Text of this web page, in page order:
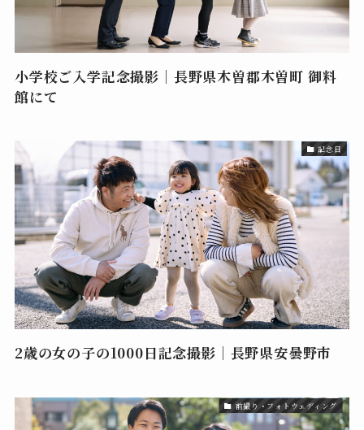
小学校ご入学記念撮影｜長野県木曽郡木曽町 御料
館にて
記念日
2歳の女の子の1000日記念撮影｜長野県安曇野市
前撮り・フォトウェディング